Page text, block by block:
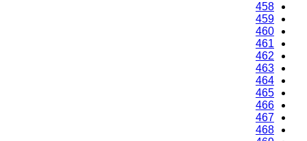
458
459
460
461
462
463
464
465
466
467
468